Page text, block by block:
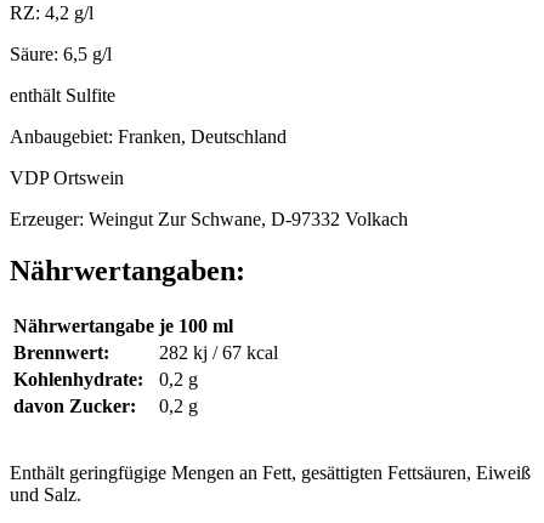
RZ: 4,2 g/l
Säure: 6,5 g/l
enthält Sulfite
Anbaugebiet: Franken, Deutschland
VDP Ortswein
Erzeuger: Weingut Zur Schwane, D-97332 Volkach
Nährwertangaben:
Nährwertangabe je 100 ml
Brennwert:
282 kj / 67 kcal
Kohlenhydrate:
0,2 g
davon Zucker:
0,2 g
Enthält geringfügige Mengen an Fett, gesättigten Fettsäuren, Eiweiß
und Salz.